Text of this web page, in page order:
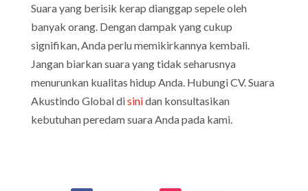
Suara yang berisik kerap dianggap sepele oleh
banyak orang. Dengan dampak yang cukup
signifikan, Anda perlu memikirkannya kembali.
Jangan biarkan suara yang tidak seharusnya
menurunkan kualitas hidup Anda. Hubungi CV. Suara
Akustindo Global disinidan konsultasikan
kebutuhan peredam suara Anda pada kami.